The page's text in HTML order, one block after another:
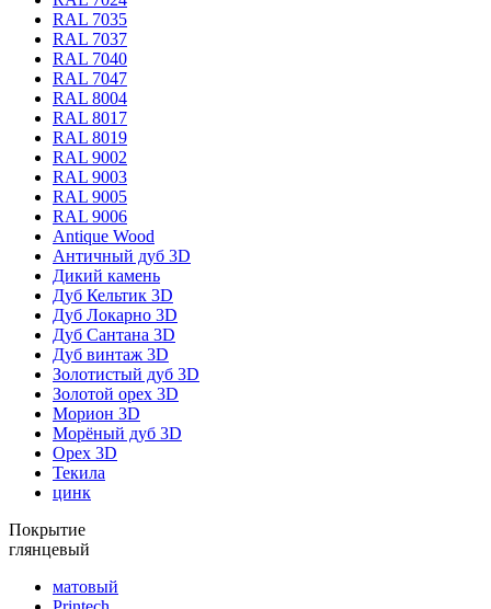
RAL 7035
RAL 7037
RAL 7040
RAL 7047
RAL 8004
RAL 8017
RAL 8019
RAL 9002
RAL 9003
RAL 9005
RAL 9006
Antique Wood
Античный дуб 3D
Дикий камень
Дуб Кельтик 3D
Дуб Локарно 3D
Дуб Сантана 3D
Дуб винтаж 3D
Золотистый дуб 3D
Золотой орех 3D
Морион 3D
Морёный дуб 3D
Орех 3D
Текила
цинк
Покрытие
глянцевый
матовый